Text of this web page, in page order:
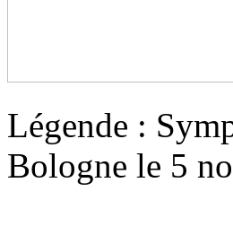
Légende :
Bologne le 5